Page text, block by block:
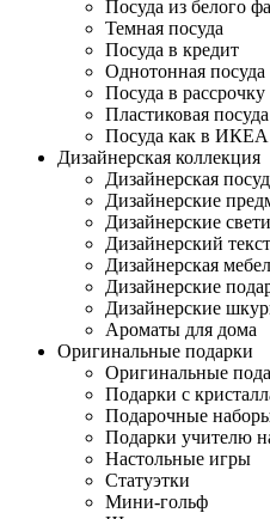
Посуда из белого
Темная посуда
Посуда в кредит
Однотонная посуда
Посуда в рассрочку
Пластиковая посуда
Посуда как в ИКЕА
Дизайнерская коллекция
Дизайнерская
Дизайнерские
Дизайнерские
Дизайнерский
Дизайнерская
Дизайнерские
Дизайнерские
Ароматы для дома
Оригинальные подарки
Оригинальные
Подарки с
Подарочные
Подарки учителю
Настольные игры
Статуэтки
Мини-гольф